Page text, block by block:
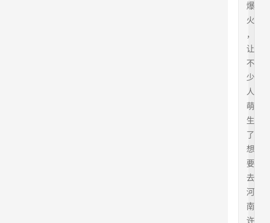
爆
火
，
让
不
少
人
萌
生
了
想
要
去
河
南
许